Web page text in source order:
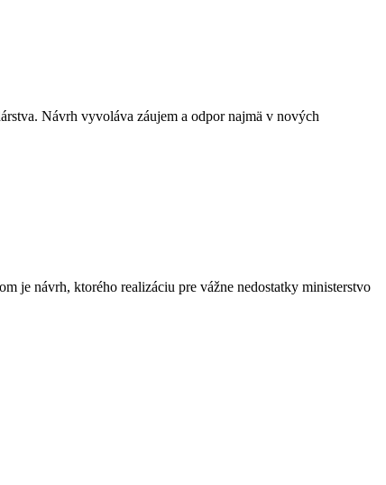
Návrh vyvoláva záujem a odpor najmä v nových
je návrh, ktorého realizáciu pre vážne nedostatky ministerstvo